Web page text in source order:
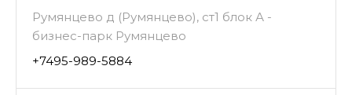
Румянцево д (Румянцево), ст1 блок А -
бизнес-парк Румянцево
+7495-989-5884